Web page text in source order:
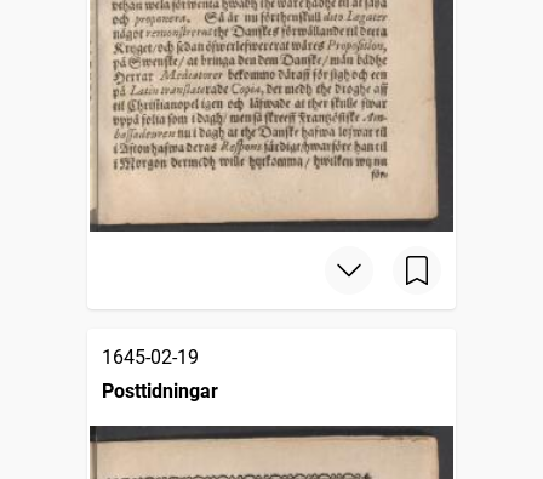
1645-02-19
Posttidningar